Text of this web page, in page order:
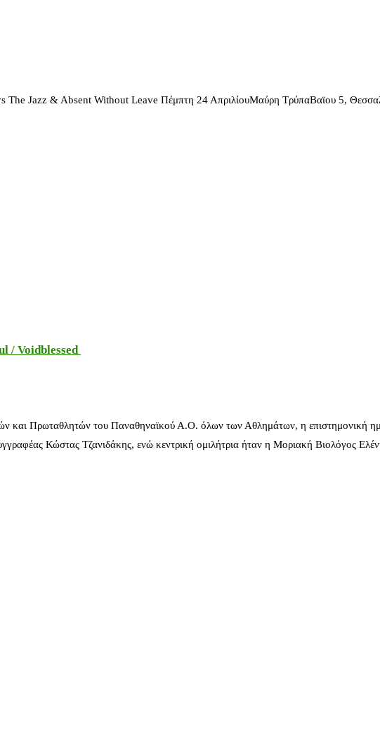
Jazz & Absent Without Leave Πέμπτη 24 ΑπριλίουΜαύρη ΤρύπαΒαϊου 5,
/ Voidblessed
και Πρωταθλητών του Παναθηναϊκού Α.Ο. όλων των Αθλημάτων, η επιστημονική
Κώστας Τζανιδάκης, ενώ κεντρική ομιλήτρια ήταν η Μοριακή Βιολόγος